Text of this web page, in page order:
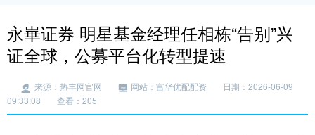
永崋证券 明星基金经理任相栋“告别”兴
证全球，公募平台化转型提速
来源：热丰网官网 网站：富华优配配资
日期：2026-06-09
09:33:08
查看：205